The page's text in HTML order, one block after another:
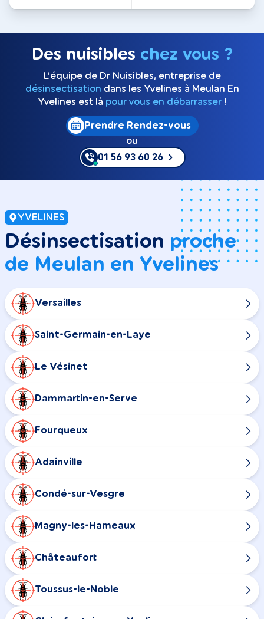
Des nuisibles chez vous ?
L’équipe de Dr Nuisibles, entreprise de
désinsectisation dans les Yvelines à Meulan En
Yvelines est là pour vous en débarrasser !
Prendre Rendez-vous
ou
01 56 93 60 26
YVELINES
Désinsectisation proche
de Meulan en Yvelines
Versailles
Saint-Germain-en-Laye
Le Vésinet
Dammartin-en-Serve
Fourqueux
Adainville
Condé-sur-Vesgre
Magny-les-Hameaux
Châteaufort
Toussus-le-Noble